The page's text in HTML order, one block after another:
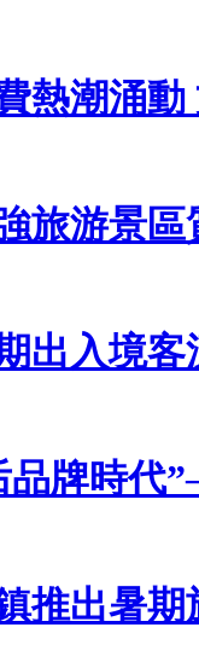
熱潮涌動
旅游景
出入境
品牌時
推出暑期